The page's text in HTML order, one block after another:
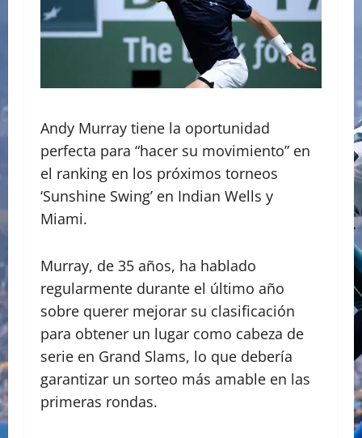
Andy Murray tiene la oportunidad
perfecta para “hacer su movimiento” en
el ranking en los próximos torneos
‘Sunshine Swing’ en Indian Wells y
Miami.
Murray, de 35 años, ha hablado
regularmente durante el último año
sobre querer mejorar su clasificación
para obtener un lugar como cabeza de
serie en Grand Slams, lo que debería
garantizar un sorteo más amable en las
primeras rondas.